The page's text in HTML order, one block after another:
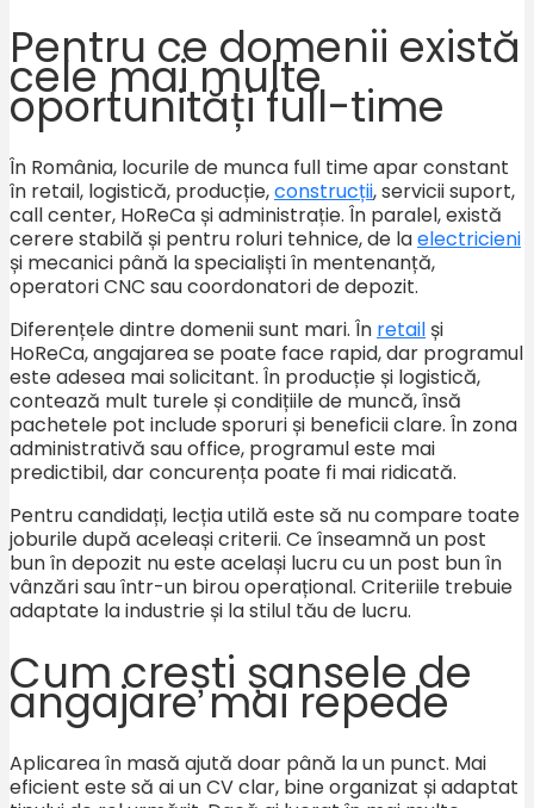
Pentru ce domenii există
cele mai multe
oportunități full-time
În România, locurile de munca full time apar constant
în retail, logistică, producție,construcții, servicii suport,
call center, HoReCa și administrație. În paralel, există
cerere stabilă și pentru roluri tehnice, de laelectricieni
și mecanici până la specialiști în mentenanță,
operatori CNC sau coordonatori de depozit.
Diferențele dintre domenii sunt mari. În retail și
HoReCa, angajarea se poate face rapid, dar programul
este adesea mai solicitant. În producție și logistică,
contează mult turele și condițiile de muncă, însă
pachetele pot include sporuri și beneficii clare. În zona
administrativă sau office, programul este mai
predictibil, dar concurența poate fi mai ridicată.
Pentru candidați, lecția utilă este să nu compare toate
joburile după aceleași criterii. Ce înseamnă un post
bun în depozit nu este același lucru cu un post bun în
vânzări sau într-un birou operațional. Criteriile trebuie
adaptate la industrie și la stilul tău de lucru.
Cum crești șansele de
angajare mai repede
Aplicarea în masă ajută doar până la un punct. Mai
eficient este să ai un CV clar, bine organizat și adaptat